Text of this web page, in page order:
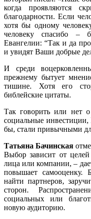
когда проявляются
благодарности. Если
хотя бы одному
человеку спасибо –
Евангелии: “Так и да
и увидят Ваши добрые
И среди
прежнему бытует
тишине. Хотя его
библейские цитаты.
Так говорить или нет
социальные инвестиции,
бы, стали привычными
Татьяна Бачинская
Выбор зависит от целей
лица или компании, –
повышает самооценку.
найти партнеров,
сторон.
социальных или
новую аудиторию.